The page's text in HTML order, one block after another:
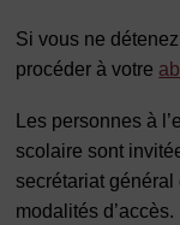
Si vous ne
procéder à votre
Les personnes à
scolaire sont
secrétariat général
modalités d’accès.